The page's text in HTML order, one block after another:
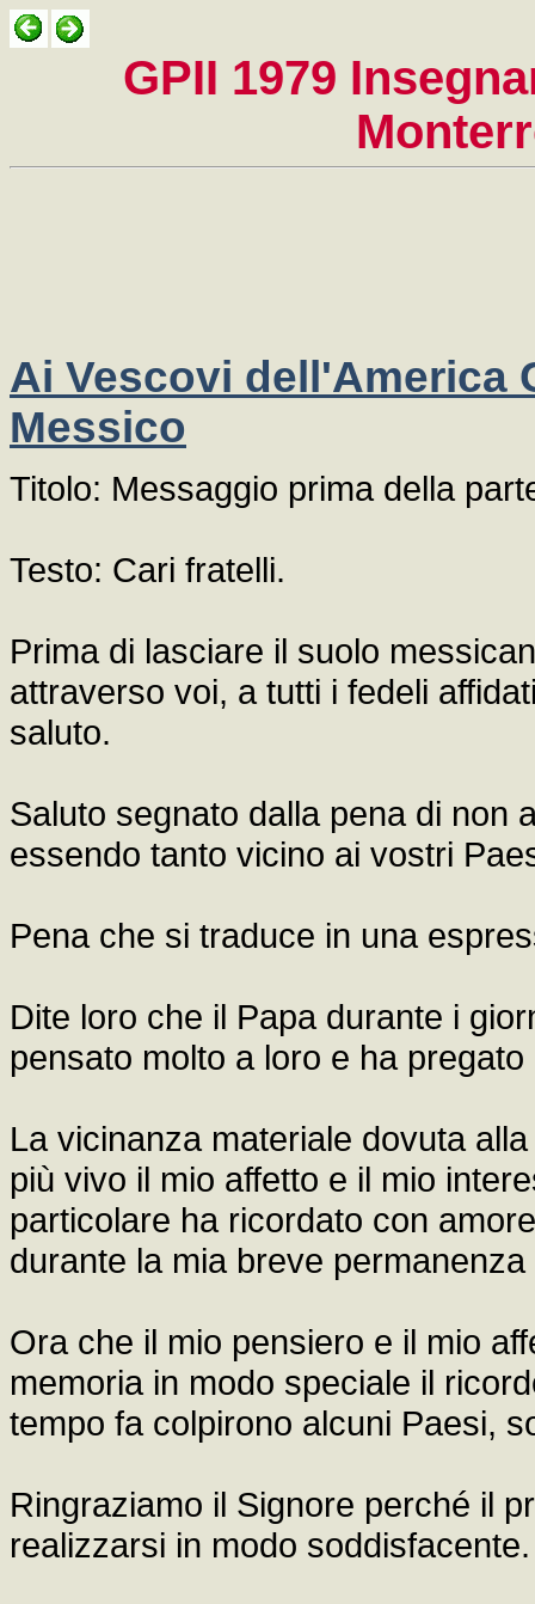
GPII 1979
Ai Vescovi dell'America
Messico
Titolo: Messaggio prima della
Testo: Cari fratelli.
Prima di lasciare il suolo
attraverso voi, a tutti i fedeli
saluto.
Saluto segnato dalla pena di non
essendo tanto vicino ai vostri
Pena che si traduce in una
Dite loro che il Papa durante i
pensato molto a loro e ha
La vicinanza materiale dovuta
più vivo il mio affetto e il mio
particolare ha ricordato con
durante la mia breve
Ora che il mio pensiero e il mio
memoria in modo speciale il
tempo fa colpirono alcuni Paesi,
Ringraziamo il Signore perché il
realizzarsi in modo soddisfacente.